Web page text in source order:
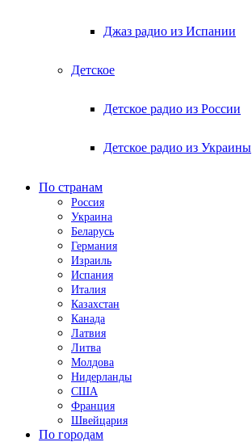
Джаз радио из Испании
Детское
Детское радио из России
Детское радио из Украины
По странам
Россия
Украина
Беларусь
Германия
Израиль
Испания
Италия
Казахстан
Канада
Латвия
Литва
Молдова
Нидерланды
США
Франция
Швейцария
По городам